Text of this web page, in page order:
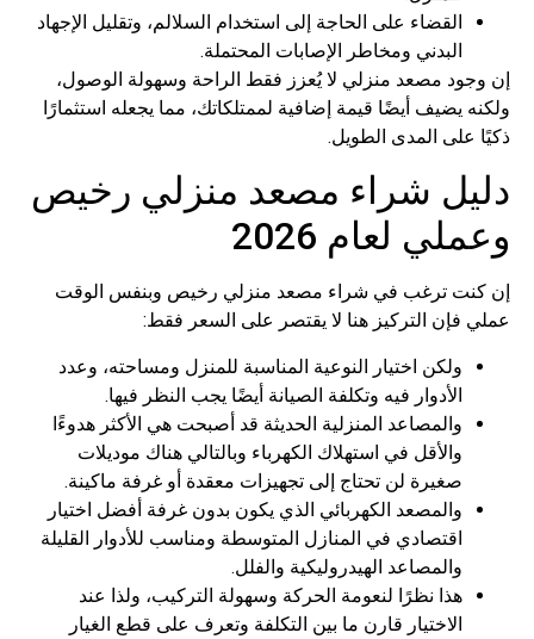
القضاء على الحاجة إلى استخدام السلالم، وتقليل الإجهاد
البدني ومخاطر الإصابات المحتملة.
مصعد منزلي لا يُعزز فقط الراحة وسهولة الوصول،
يضيف أيضًا قيمة إضافية لممتلكاتك، مما يجعله استثمارًا
المدى الطويل.
شراء مصعد منزلي رخيص
لعام 2026
ترغب في شراء مصعد منزلي رخيص وبنفس الوقت
التركيز هنا لا يقتصر على السعر فقط:
ولكن اختيار النوعية المناسبة للمنزل ومساحته، وعدد
الأدوار فيه وتكلفة الصيانة أيضًا يجب النظر فيها.
والمصاعد المنزلية الحديثة قد أصبحت هي الأكثر هدوءًا
والأقل في استهلاك الكهرباء وبالتالي هناك موديلات
صغيرة لن تحتاج إلى تجهيزات معقدة أو غرفة ماكينة.
والمصعد الكهربائي الذي يكون بدون غرفة أفضل اختيار
اقتصادي في المنازل المتوسطة ومناسب للأدوار القليلة
والمصاعد الهيدروليكية والفلل.
هذا نظرًا لنعومة الحركة وسهولة التركيب، ولذا عند
الاختيار قارن ما بين التكلفة وتعرف على قطع الغيار